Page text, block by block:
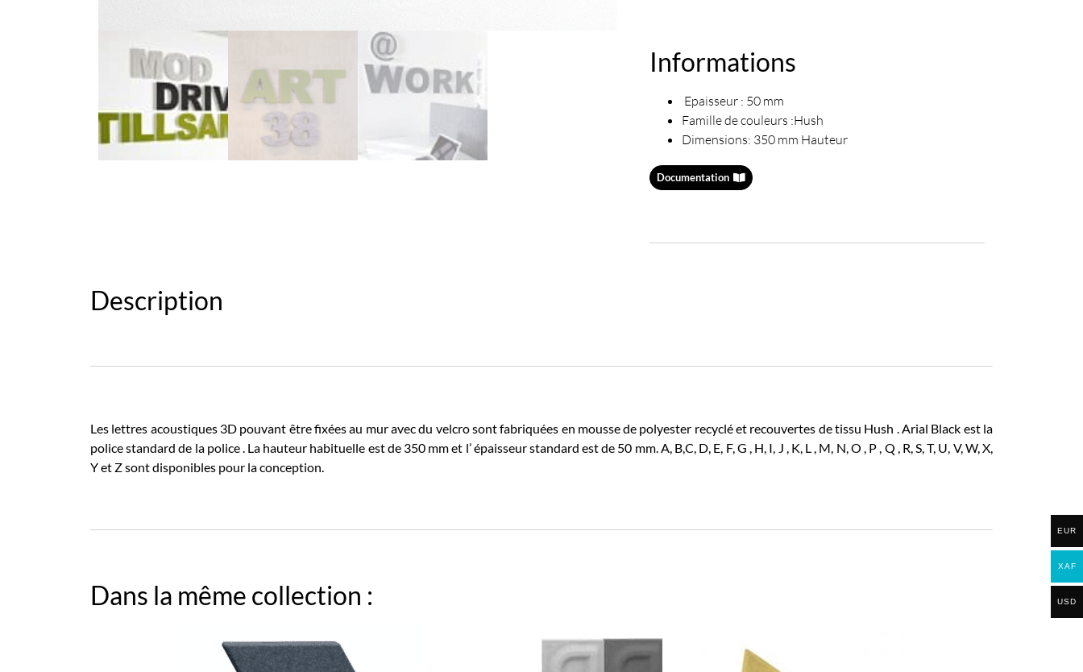
Informations
Epaisseur : 50 mm
Famille de couleurs :Hush
Dimensions: 350 mm Hauteur
Documentation
Description
Les lettres acoustiques 3D pouvant être fixées au mur avec du velcro sont fabriquées en mousse de polyester recyclé et recouvertes de tissu Hush . Arial Black est la
police standard de la police . La hauteur habituelle est de 350 mm et l’ épaisseur standard est de 50 mm. A, B,C, D, E, F, G , H, I, J , K, L , M, N, O , P , Q , R, S, T, U, V, W, X,
Y et Z sont disponibles pour la conception.
Dans la même collection :
EUR
XAF
USD